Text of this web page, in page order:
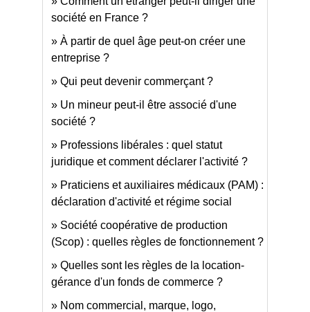
société en France ?
À partir de quel âge peut-on créer une
entreprise ?
Qui peut devenir commerçant ?
Un mineur peut-il être associé d'une
société ?
Professions libérales : quel statut
juridique et comment déclarer l'activité ?
Praticiens et auxiliaires médicaux (PAM) :
déclaration d'activité et régime social
Société coopérative de production
(Scop) : quelles règles de fonctionnement ?
Quelles sont les règles de la location-
gérance d'un fonds de commerce ?
Nom commercial, marque, logo,